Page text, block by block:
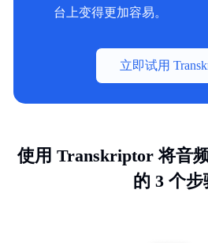
台上变得更加容易。
立即试用
使用 Transkriptor 将音
的 3 个步